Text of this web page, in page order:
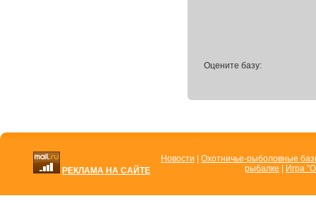
Оцените базу:
РЕКЛАМА НА САЙТЕ
Новости
Охотничье-рыболовные
рыбалке
Игра